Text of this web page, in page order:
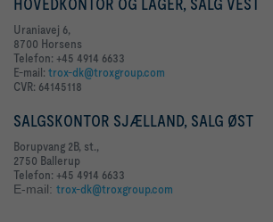
HOVEDKONTOR OG LAGER, SALG VEST
Uraniavej 6,
8700 Horsens
Telefon: +45 4914 6633
E-mail: trox-dk@troxgroup.com
CVR: 64145118
SALGSKONTOR SJÆLLAND, SALG ØST
Borupvang 2B, st.,
2750 Ballerup
Telefon: +45 4914 6633
E-mail: trox-dk@troxgroup.com